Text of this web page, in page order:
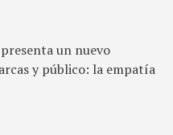
un nuevo
y público: la empatía